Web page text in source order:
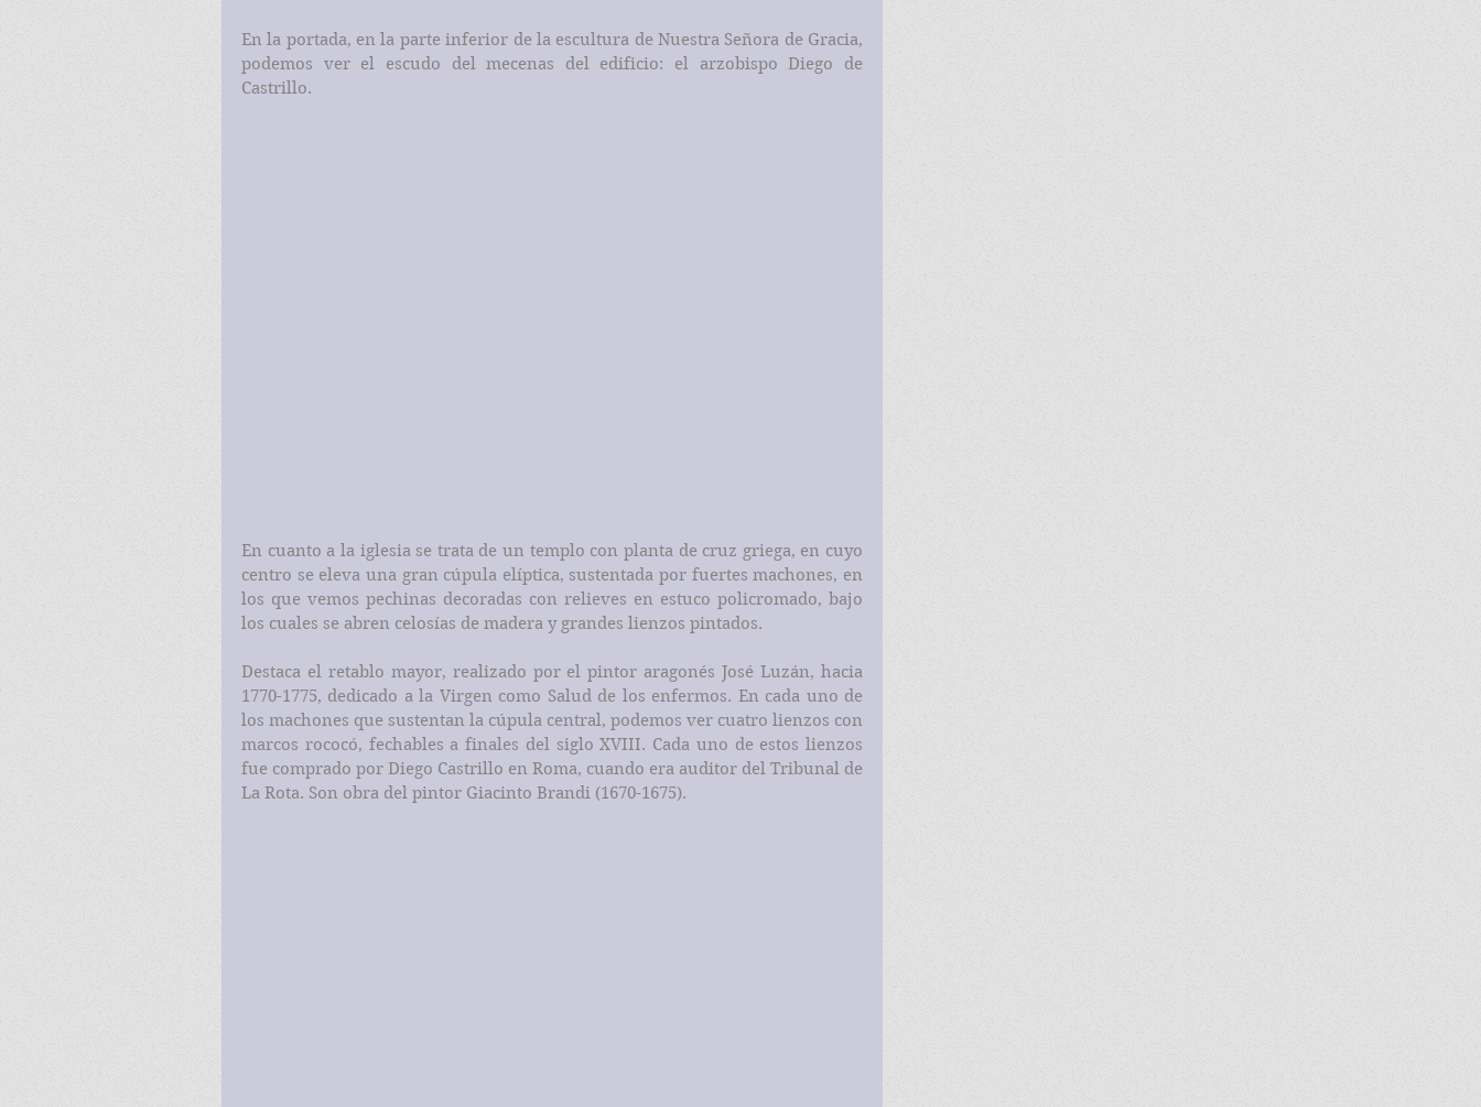
En la portada, en la parte inferior de la escultura de Nuestra Señora de Gracia,
podemos ver el escudo del mecenas del edificio: el arzobispo Diego de
Castrillo.
En cuanto a la iglesia se trata de un templo con planta de cruz griega, en cuyo
centro se eleva una gran cúpula elíptica, sustentada por fuertes machones, en
los que vemos pechinas decoradas con relieves en estuco policromado, bajo
los cuales se abren celosías de madera y grandes lienzos pintados.
Destaca el retablo mayor, realizado por el pintor aragonés José Luzán, hacia
1770-1775, dedicado a la Virgen como Salud de los enfermos. En cada uno de
los machones que sustentan la cúpula central, podemos ver cuatro lienzos con
marcos rococó, fechables a finales del siglo XVIII. Cada uno de estos lienzos
fue comprado por Diego Castrillo en Roma, cuando era auditor del Tribunal de
La Rota. Son obra del pintor Giacinto Brandi (1670-1675).